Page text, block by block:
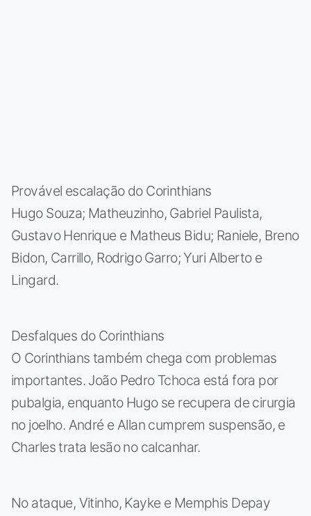
Provável escalação do Corinthians
Hugo Souza; Matheuzinho, Gabriel Paulista,
Gustavo Henrique e Matheus Bidu; Raniele, Breno
Bidon, Carrillo, Rodrigo Garro; Yuri Alberto e
Lingard.
Desfalques do Corinthians
O Corinthians também chega com problemas
importantes. João Pedro Tchoca está fora por
pubalgia, enquanto Hugo se recupera de cirurgia
no joelho. André e Allan cumprem suspensão, e
Charles trata lesão no calcanhar.
No ataque, Vitinho, Kayke e Memphis Depay